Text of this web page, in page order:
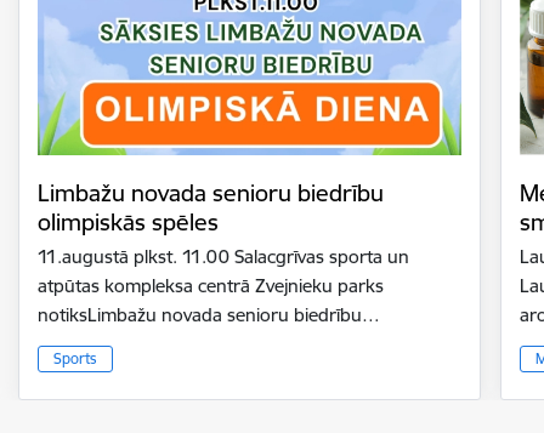
Limbažu novada senioru biedrību
olimpiskās spēles
11.augustā plkst. 11.00 Salacgrīvas sporta un
atpūtas kompleksa centrā Zvejnieku parks
notiksLimbažu novada senioru biedrību…
Sports